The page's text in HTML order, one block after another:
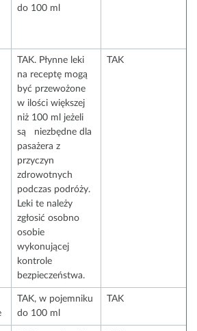
do 100 ml
TAK. Płynne leki
na receptę mogą
być przewożone
w ilości większej
niż 100 ml jeżeli
są niezbędne dla
pasażera z
przyczyn
zdrowotnych
podczas podróży.
Leki te należy
zgłosić osobno
osobie
wykonującej
kontrole
bezpieczeństwa.
TAK
TAK, w pojemniku
do 100 ml
TAK